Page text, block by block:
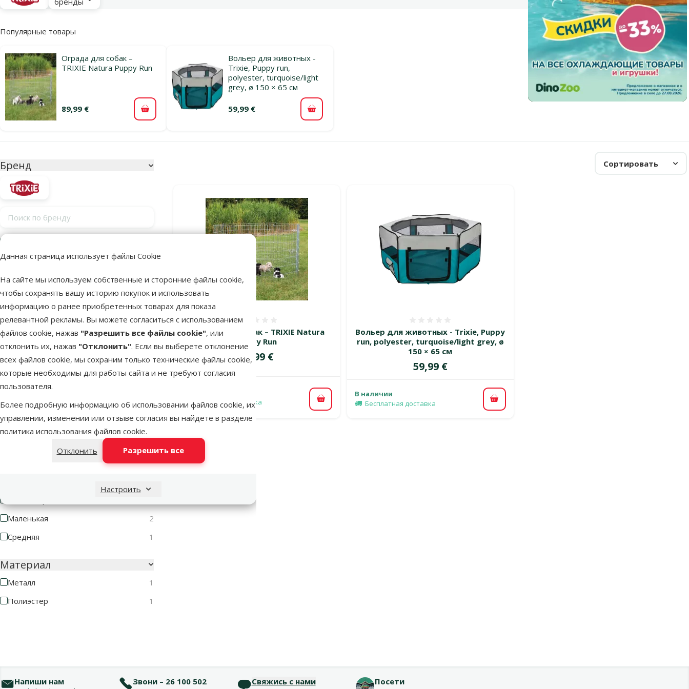
Данная страница использует файлы Cookie
На сайте мы используем собственные и сторонние файлы cookie,
чтобы сохранять вашу историю покупок и использовать
информацию о ранее приобретенных товарах для показа
релевантной рекламы. Вы можете согласиться с использованием
файлов cookie, нажав "Разрешить все файлы cookie", или
отклонить их, нажав "Отклонить". Если вы выберете отклонение
всех файлов cookie, мы сохраним только технические файлы cookie,
которые необходимы для работы сайта и не требуют согласия
пользователя.
Более подробную информацию об использовании файлов cookie, их
управлении, изменении или отзыве согласия вы найдете в разделе
политика использования файлов cookie.
Отклонить
Разрешить все
Настроить
Популярные товары
Ограда для собак –
TRIXIE Natura Puppy Run
89,99 € В корзину
Вольер для животных -
Trixie, Puppy run,
polyester, turquoise/light
grey, ø 150 × 65 см
59,99 € В корзину
Бренд
Поиск по бренду
59 € 90 €
Оценка
Оценка 100%
0
Оценка 60%
0
Оценка 40%
0
Оценка 20%
Маленькая
2
Средняя
1
Материал
Металл
1
Полиэстер
1
Сортировать
Ограда для собак – TRIXIE Natura
Puppy Run
Цена
89,99 €
Бесплатная доставка
В корзину
Вольер для животных - Trixie, Puppy
run, polyester, turquoise/light grey, ø
150 × 65 см
Цена
59,99 €
В наличии
Бесплатная доставка
В корзину
Напиши нам Звони – 26 100 502 Свяжись с нами Посети